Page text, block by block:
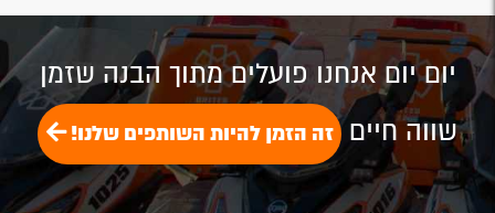
יום יום אנחנו פועלים מתוך הבנה שזמן
שווה חיים זה הזמן להיות השותפים שלנו!